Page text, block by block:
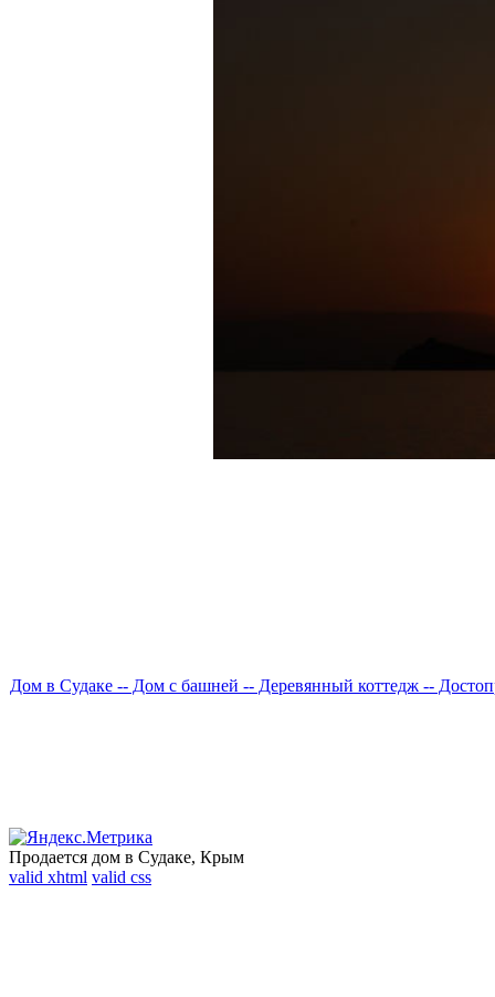
Дом в Судаке -- Дом с башней -- Деревянный коттедж --
Продается дом в Судаке, Крым
valid xhtml valid css